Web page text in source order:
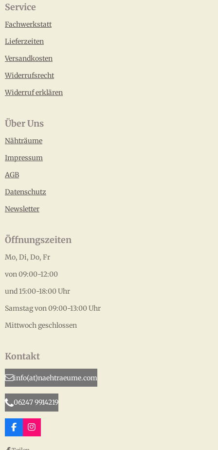
Service
Fachwerkstatt
Lieferzeiten
Versandkosten
Widerrufsrecht
Widerruf erklären
Über Uns
Nähträume
Impressum
AGB
Datenschutz
Newsletter
Öffnungszeiten
Mo, Di, Do, Fr
von 09:00-12:00
und 15:00-18:00 Uhr
Samstag von 09:00-13:00 Uhr
Mittwoch geschlossen
Kontakt
info(at)naehtraeume.com
06247 9914219
F
a
c
I
n